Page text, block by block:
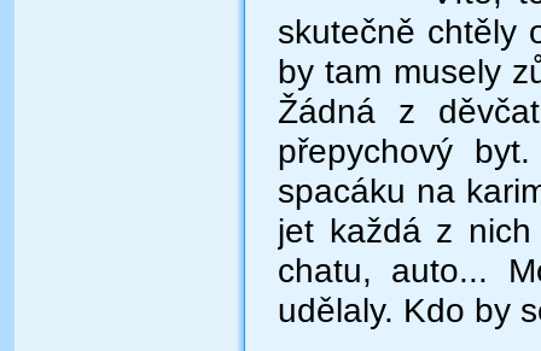
skutečně chtěly
by tam musely
Žádná z
přepychový
spacáku na
jet každá z
chatu, auto...
udělaly. Kdo by